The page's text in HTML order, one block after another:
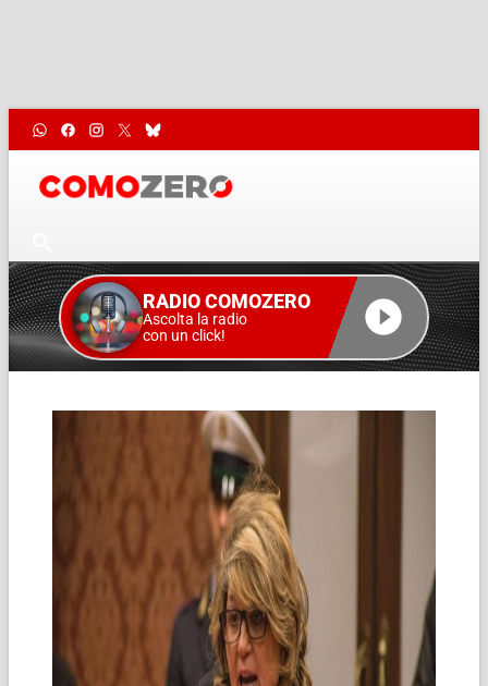
RADIO COMOZERO
Ascolta la radio
con un click!